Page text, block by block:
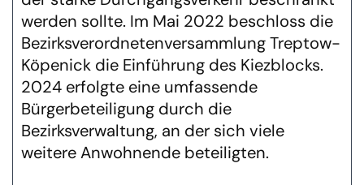
werden sollte. Im Mai 2022 beschloss die
Bezirksverordnetenversammlung Treptow-
Köpenick die Einführung des Kiezblocks.
2024 erfolgte eine umfassende
Bürgerbeteiligung durch die
Bezirksverwaltung, an der sich viele
weitere Anwohnende beteiligten.